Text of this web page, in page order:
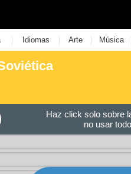
| Idiomas | Arte | Música
Haz click solo sobre
no usar